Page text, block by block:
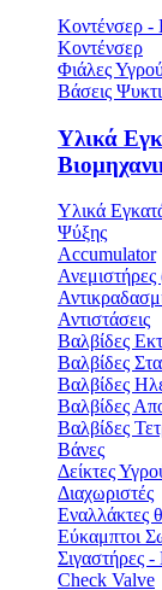
Κοντένσερ -
Κοντένσερ
Φιάλες
Βάσεις
Υλικά
Υλικά
Ψύξης
Accumulator
Αντιστάσεις
Βαλβίδες
Βαλβίδες
Βαλβίδες
Βαλβίδες
Βαλβίδες
Βάνες
Δείκτες
Διαχωριστές
Εναλλάκτες
Εύκαμπτοι
Σιγαστήρες
Check Valve